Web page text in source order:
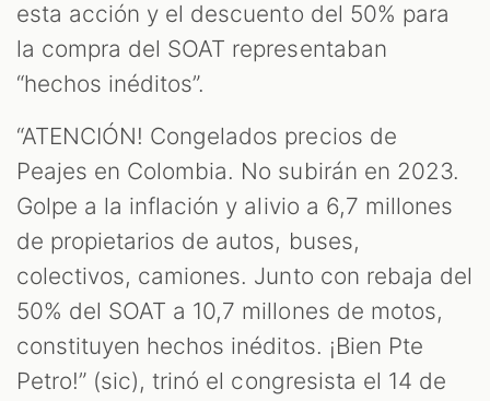
esta acción y el descuento del 50% para
la compra del SOAT representaban
“hechos inéditos”.
“ATENCIÓN! Congelados precios de
Peajes en Colombia. No subirán en 2023.
Golpe a la inflación y alivio a 6,7 millones
de propietarios de autos, buses,
colectivos, camiones. Junto con rebaja del
50% del SOAT a 10,7 millones de motos,
constituyen hechos inéditos. ¡Bien Pte
Petro!” (sic), trinó el congresista el 14 de